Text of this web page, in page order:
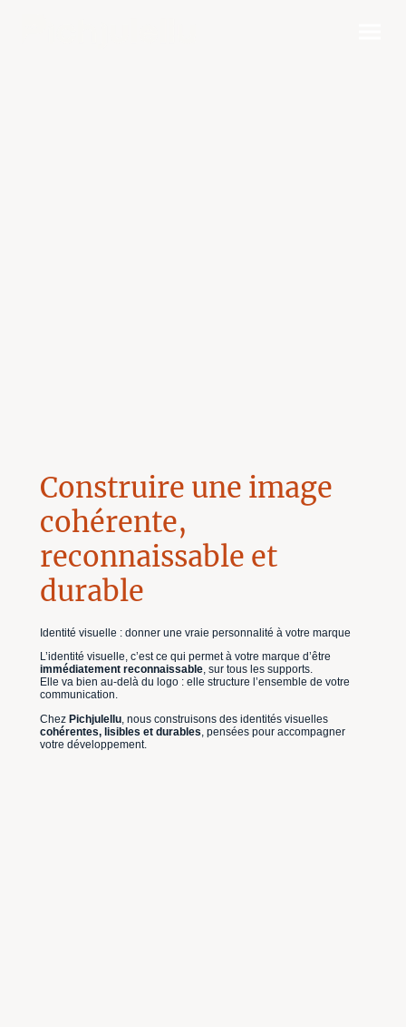
Construire une image
cohérente,
reconnaissable et
durable
Identité visuelle : donner une vraie personnalité à votre marque
L’identité visuelle, c’est ce qui permet à votre marque d’être
immédiatement reconnaissable, sur tous les supports.
Elle va bien au-delà du logo : elle structure l’ensemble de votre
communication.
Chez Pichjulellu , nous construisons des identités visuelles
cohérentes, lisibles et durables , pensées pour accompagner
votre développement.